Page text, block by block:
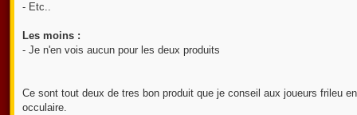
- Etc..
Les moins :
- Je n'en vois aucun pour les deux produits
Ce sont tout deux de tres bon produit que je conseil aux joueurs frileu
occulaire.